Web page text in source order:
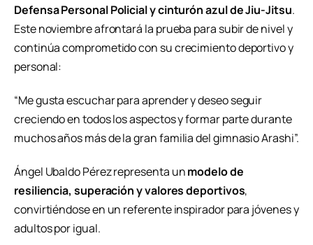
Defensa Personal Policial y cinturón azul de Jiu-Jitsu.
Este noviembre afrontará la prueba para subir de nivel y
continúa comprometido con su crecimiento deportivo y
personal:
“Me gusta escuchar para aprender y deseo seguir
creciendo en todos los aspectos y formar parte durante
muchos años más de la gran familia del gimnasio Arashi”.
Ángel Ubaldo Pérez representa unmodelo de
resiliencia, superación y valores deportivos,
convirtiéndose en un referente inspirador para jóvenes y
adultos por igual.